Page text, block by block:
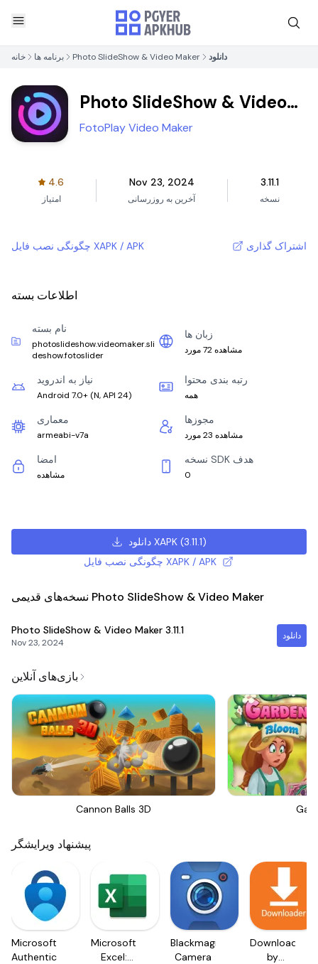
خانه برنامه ها Photo SlideShow & Video Maker دانلود
Photo SlideShow & Video
Maker
FotoPlay Video Maker
4.6
امتیاز
Nov 23, 2024
آخرین به روزرسانی
3.11.1
نسخه
چگونگی نصب فایل XAPK / APK اشتراک گذاری
اطلاعات بسته
نام بسته
photoslideshow.videomaker.sli
deshow.fotoslider
زبان ها
مشاهده 72 مورد
نیاز به اندروید
Android 7.0+ (N, API 24)
رتبه بندی محتوا
همه
معماری
armeabi-v7a
مجوزها
مشاهده 23 مورد
امضا
مشاهده
نسخه SDK هدف
0
دانلود XAPK(3.11.1)
چگونگی نصب فایل XAPK / APK
نسخه‌های قدیمی Photo SlideShow & Video Maker
Photo SlideShow & Video Maker 3.11.1
Nov 23, 2024
دانلود
بازی‌های آنلاین
Cannon Balls 3D
پیشنهاد ویرایشگر
Microsoft
Authenticator
Microsoft
Excel:
Blackmagic
Camera
Downloader
by